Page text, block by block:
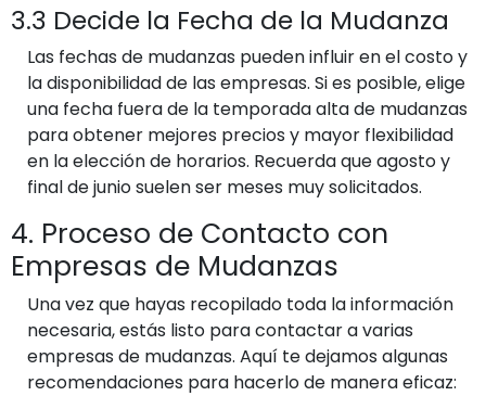
3.3 Decide la Fecha de la Mudanza
Las fechas de mudanzas pueden influir en el costo y
la disponibilidad de las empresas. Si es posible, elige
una fecha fuera de la temporada alta de mudanzas
para obtener mejores precios y mayor flexibilidad
en la elección de horarios. Recuerda que agosto y
final de junio suelen ser meses muy solicitados.
4. Proceso de Contacto con
Empresas de Mudanzas
Una vez que hayas recopilado toda la información
necesaria, estás listo para contactar a varias
empresas de mudanzas. Aquí te dejamos algunas
recomendaciones para hacerlo de manera eficaz: